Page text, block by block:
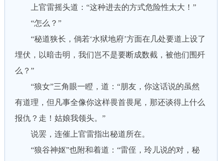
上官雷摇头道：“这种进去的方式危险性太大！”
“怎么？”
“秘道狭长，倘若‘水狱地府’方面在几处要道上设了
埋伏，以暗击明，我们岂不是要断成数截，被他们围歼
么？”
“狼女”三角眼一瞪，道：“朋友，你这话说的虽然
有道理，但凡事全像你这样畏首畏尾，那还谈得上什么
报仇？走！姑娘我领头。”
说罢，连催上官雷指出秘道所在。
“狼谷神妪”也附和着道：“雷侄，玲儿说的对，秘